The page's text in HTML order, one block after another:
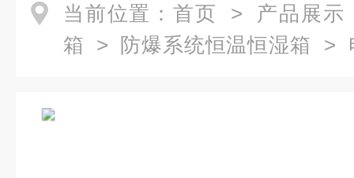
当前位置： 首页 > 产品展示
箱 > 防爆系统恒温恒湿箱 >